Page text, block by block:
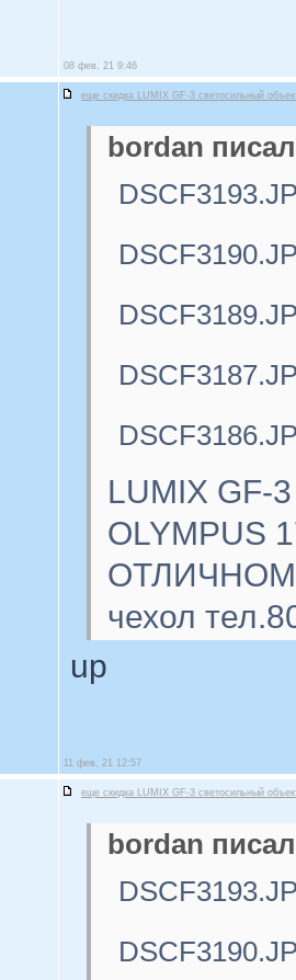
08 фев, 21 9:46
еще скидка LUMIX GF-3 светосильный
bordan
LUMIX GF-
OLYMPUS
ОТЛИЧНОМ
чехол
up
11 фев, 21 12:57
еще скидка LUMIX GF-3 светосильный
bordan